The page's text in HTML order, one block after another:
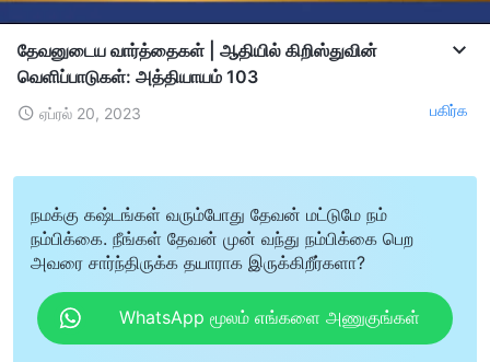
தேவனுடைய வார்த்தைகள் | ஆதியில் கிறிஸ்துவின்
வெளிப்பாடுகள்: அத்தியாயம் 103
ஏப்ரல் 20, 2023 பகிர்க
நமக்கு கஷ்டங்கள் வரும்போது தேவன் மட்டுமே நம்
நம்பிக்கை. நீங்கள் தேவன் முன் வந்து நம்பிக்கை பெற
அவரை சார்ந்திருக்க தயாராக இருக்கிறீர்களா?
WhatsApp மூலம் எங்களை அணுகுங்கள்